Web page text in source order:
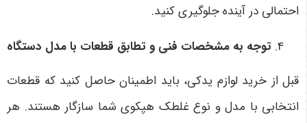
احتمالی در آینده جلوگیری کنید.
توجه به مشخصات فنی و تطابق قطعات با مدل دستگاه
قبل از خرید لوازم یدکی، باید اطمینان حاصل کنید که قطعات
انتخابی با مدل و نوع غلطک هپکوی شما سازگار هستند. هر